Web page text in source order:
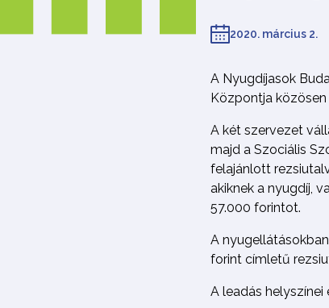
2020. március 2.
A Nyugdíjasok
Központja
A két szervezet
majd a Szociális
felajánlott
akiknek a nyugdíj,
57.000 forintot.
A
forint címletű
A leadás helyszínei